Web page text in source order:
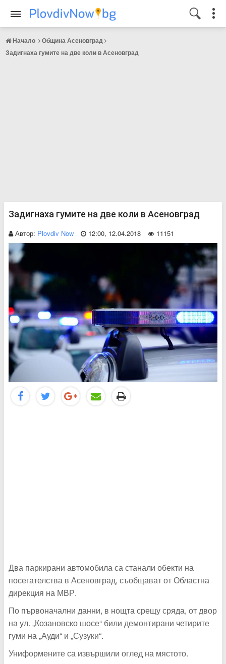
Начало
Община Асеновград
Задигнаха гумите на две коли в Асеновград
Задигнаха гумите на две коли в Асеновград
Автор: Plovdiv Now 12:00, 12.04.2018 11151
Два паркирани автомобила са станали обекти на
посегателства в Асеновград, съобщават от Областна
дирекция на МВР.
По първоначални данни, в нощта срещу сряда, от двор
на ул. „Козановско шосе“ били демонтирани четирите
гуми на „Ауди“ и „Сузуки“.
Униформените са извършили оглед на мястото.